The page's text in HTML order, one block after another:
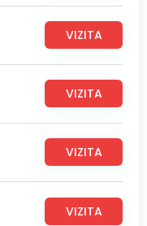
VIZITA
VIZITA
VIZITA
VIZITA